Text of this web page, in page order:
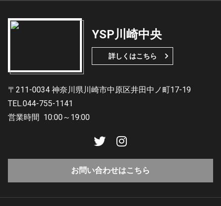
YSP川崎中央
詳しくはこちら
〒211-0034 神奈川県川崎市中原区井田中ノ町17-19
TEL.044-755-1141
営業時間 10:00～19:00
お問い合わせはこちら